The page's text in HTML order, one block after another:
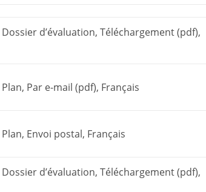
d’évaluation, Téléchargement (pdf),
Par e-mail (pdf), Français
Envoi postal, Français
d’évaluation, Téléchargement (pdf),